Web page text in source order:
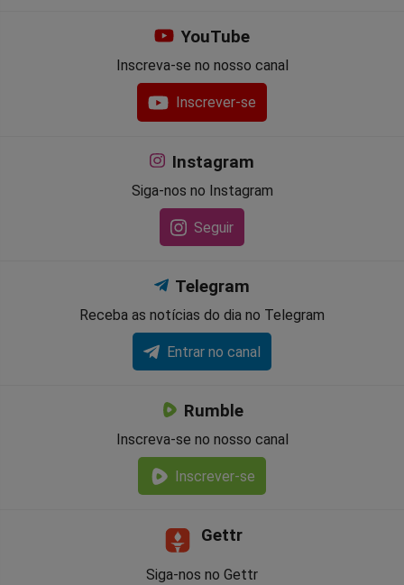
YouTube
Inscreva-se no nosso canal
Inscrever-se
Instagram
Siga-nos no Instagram
Seguir
Telegram
Receba as notícias do dia no Telegram
Entrar no canal
Rumble
Inscreva-se no nosso canal
Inscrever-se
Gettr
Siga-nos no Gettr